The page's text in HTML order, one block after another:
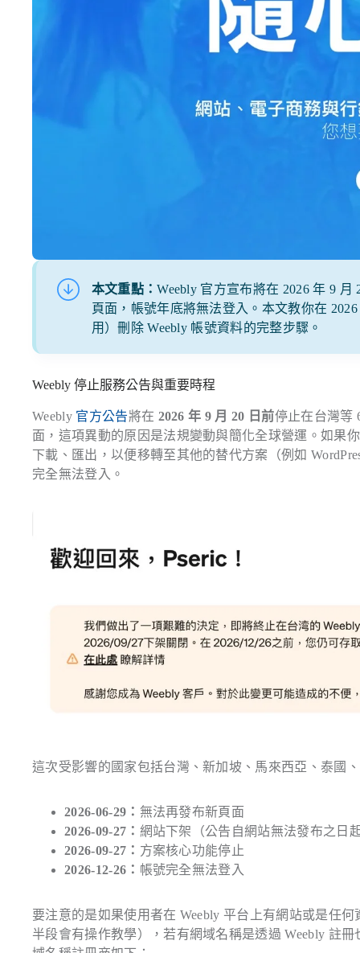
本文重點：Weebly 官方宣布將在 2026 年 9
頁面，帳號年底將無法登入。本文教你在
用）刪除 Weebly 帳號資料的完整步驟。
Weebly 停止服務公告與重要時程
Weebly 官方公告將在 2026 年 9 月 20 日前停止在台灣等
面，這項異動的原因是法規變動與簡化全球營運。如果
下載、匯出，以便移轉至其他的替代方案（例如
完全無法登入。
這次受影響的國家包括台灣、新加坡、馬來西亞、泰國
2026-06-29： 無法再發布新頁面
2026-09-27： 網站下架（公告自網站無法發布之日
2026-09-27： 方案核心功能停止
2026-12-26： 帳號完全無法登入
要注意的是如果使用者在 Weebly 平台上有網站或是任
半段會有操作教學），若有網域名稱是透過 Weebly 註